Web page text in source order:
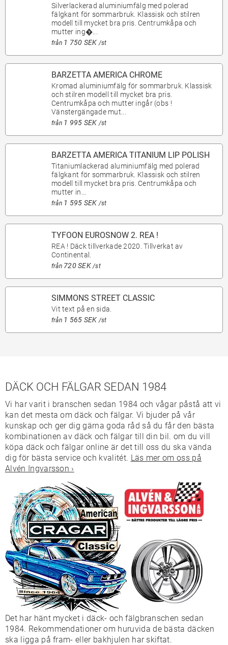
Silverlackerad aluminiumfälg med polerad
fälgkant för sommarbruk. Klassisk och stilren
modell till mycket bra pris. Centrumkåpa och
mutter ing�...
från 1 750 SEK /st
BARZETTA AMERICA CHROME
Kromad aluminiumfälg för sommarbruk. Klassisk
och stilren modell till mycket bra pris.
Centrumkåpa och mutter ingår (obs !
Vänstergängade mut...
från 1 995 SEK /st
BARZETTA AMERICA TITANIUM LIP POLISH
Titaniumlackerad aluminiumfälg med polerad
fälgkant för sommarbruk. Klassisk och stilren
modell till mycket bra pris. Centrumkåpa och
mutter in...
från 1 595 SEK /st
TYFOON EUROSNOW 2. REA !
REA ! Däck tillverkade 2020. Tillverkat av
Continental.
från 720 SEK /st
SIMMONS STREET CLASSIC
Vit text på en sida.
från 1 565 SEK /st
DÄCK OCH FÄLGAR SEDAN 1984
Vi har varit i branschen sedan 1984 och vågar påstå att vi
kan det mesta om däck och fälgar. Vi bjuder på vår
kunskap och ger dig gärna goda råd så du får den bästa
kombinationen av däck och fälgar till din bil. om du vill
köpa däck och fälgar online är det till oss du ska vända
dig för bästa service och kvalitét. Läs mer om oss på
Alvén Ingvarsson ›
Det har hänt mycket i däck- och fälgbranschen sedan
1984. Rekommendationer om huruvida de bästa däcken
ska ligga på fram- eller bakhjulen har skiftat.